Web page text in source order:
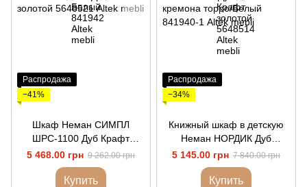
Распродажа
−41%
Шкаф Неман СИМПЛ
ШРС-1100 Дуб Крафт
золотой
5 468.00 грн 9 262.00 грн
Купить
Распродажа
−34%
Книжный шкаф в детскую
Неман НОРДИК Дуб
кремона торро/Белый
5 145.00 грн 7 840.00 грн
Купить